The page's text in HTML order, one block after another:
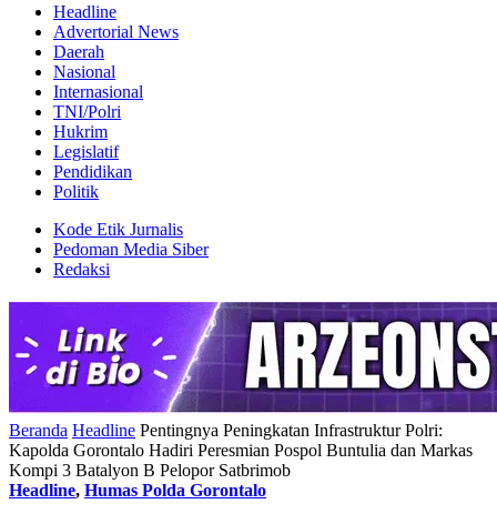
Headline
Advertorial News
Daerah
Nasional
Internasional
TNI/Polri
Hukrim
Legislatif
Pendidikan
Politik
Kode Etik Jurnalis
Pedoman Media Siber
Redaksi
Beranda Headline Pentingnya Peningkatan Infrastruktur Polri:
Kapolda Gorontalo Hadiri Peresmian Pospol Buntulia dan Markas
Kompi 3 Batalyon B Pelopor Satbrimob
Headline, Humas Polda Gorontalo